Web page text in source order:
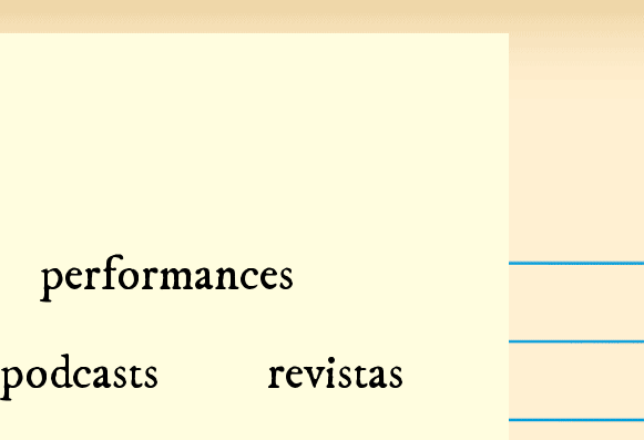
performances
podcasts
revistas